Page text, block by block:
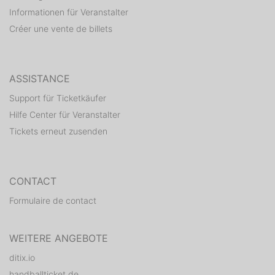
Informationen für Veranstalter
Créer une vente de billets
ASSISTANCE
Support für Ticketkäufer
Hilfe Center für Veranstalter
Tickets erneut zusenden
CONTACT
Formulaire de contact
WEITERE ANGEBOTE
ditix.io